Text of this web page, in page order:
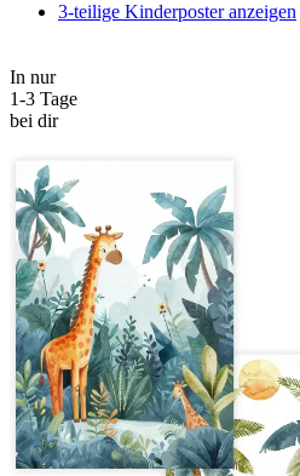
3-teilige Kinderposter anzeigen
In nur
1-3 Tage
bei dir